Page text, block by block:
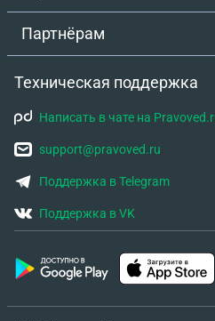
Партнёрам
Техническая поддержка
Написать в чате на
support@pravoved.ru
Поддержка в Telegram
Поддержка в VK